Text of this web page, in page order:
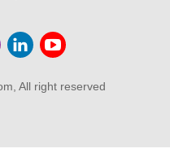
All right reserved